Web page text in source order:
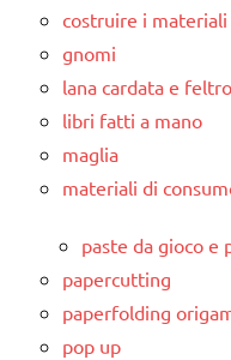
costruire i
gnomi
lana cardata e feltro
libri fatti a mano
maglia
materiali di
paste da gioco e
papercutting
paperfolding
pop up